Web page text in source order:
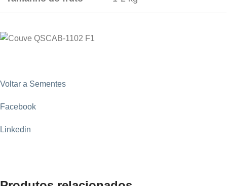
Voltar a Sementes
Facebook
Linkedin